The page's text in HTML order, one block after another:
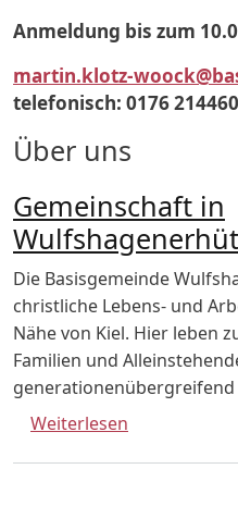
Anmeldung bis zum
martin.klotz-
telefonisch: 0176
Über uns
Gemeinschaft in
Die Basisgemeinde
christliche Lebens- und
Nähe von Kiel. Hier leben
Familien und
Weiterlesen